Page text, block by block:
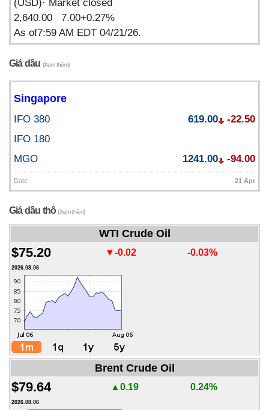
(USD)· Market closed
2,640.00 7.00+0.27%
As of7:59 AM EDT 04/21/26.
Giá dầu (Xem thêm)
Singapore
IFO 380 619.00
-22.50
IFO 180
MGO
1241.00 -94.00
Date 21 Apr
Giá dầu thô(Xem thêm)
WTI Crude Oil
$75.20 ▼-0.02 -0.03%
2026.08.06
Brent Crude Oil
$79.64 ▲0.19 0.24%
2026.08.06